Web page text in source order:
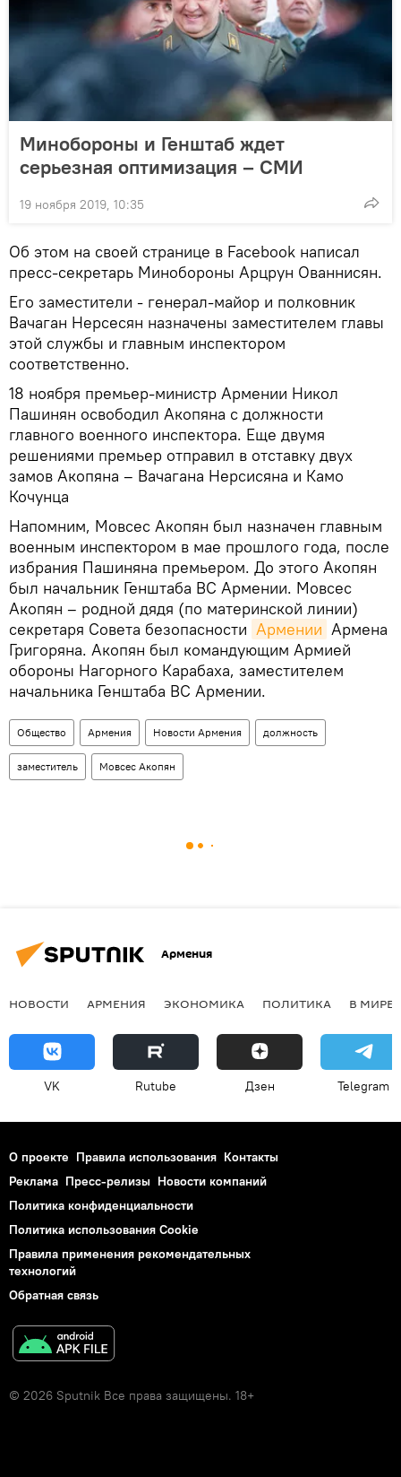
Минобороны и Генштаб ждет
серьезная оптимизация – СМИ
19 ноября 2019, 10:35
Об этом на своей странице в Facebook написал
пресс-секретарь Минобороны Арцрун Ованнисян.
Его заместители - генерал-майор и полковник
Вачаган Нерсесян назначены заместителем главы
этой службы и главным инспектором
соответственно.
18 ноября премьер-министр Армении Никол
Пашинян освободил Акопяна с должности
главного военного инспектора. Еще двумя
решениями премьер отправил в отставку двух
замов Акопяна – Вачагана Нерсисяна и Камо
Кочунца
Напомним, Мовсес Акопян был назначен главным
военным инспектором в мае прошлого года, после
избрания Пашиняна премьером. До этого Акопян
был начальник Генштаба ВС Армении. Мовсес
Акопян – родной дядя (по материнской линии)
секретаря Совета безопасности Армении Армена
Григоряна. Акопян был командующим Армией
обороны Нагорного Карабаха, заместителем
начальника Генштаба ВС Армении.
Общество Армения Новости Армения должность
заместитель Мовсес Акопян
Армения
НОВОСТИ АРМЕНИЯ ЭКОНОМИКА ПОЛИТИКА В МИРЕ
VK Rutube Дзен Telegram
О проекте Правила использования Контакты
Реклама Пресс-релизы Новости компаний
Политика конфиденциальности
Политика использования Cookie
Правила применения рекомендательных
технологий
Обратная связь
© 2026 Sputnik Все права защищены. 18+